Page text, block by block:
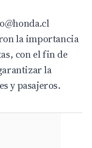
la importancia
con el fin de
la
y pasajeros.